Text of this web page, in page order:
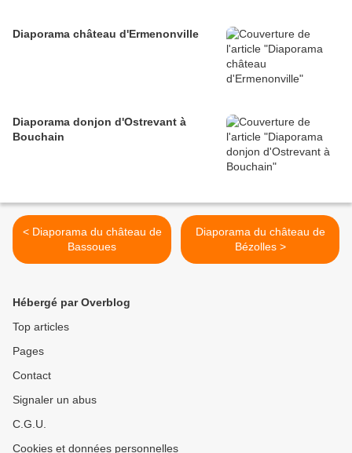
Diaporama château d'Ermenonville
Diaporama donjon d'Ostrevant à
Bouchain
< Diaporama du château de
Bassoues
Diaporama du château de
Bézolles >
Hébergé par Overblog
Top articles
Pages
Contact
Signaler un abus
C.G.U.
Cookies et données personnelles